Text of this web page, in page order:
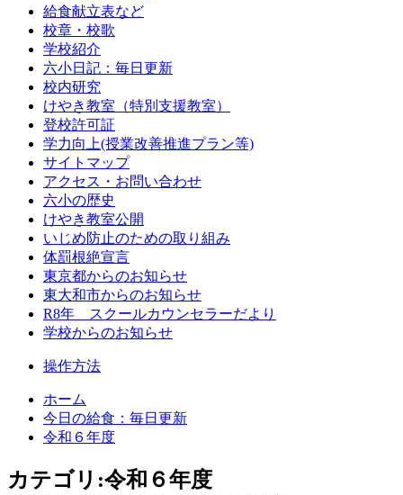
給食献立表など
校章・校歌
学校紹介
六小日記：毎日更新
校内研究
けやき教室（特別支援教室）
登校許可証
学力向上(授業改善推進プラン等)
サイトマップ
アクセス・お問い合わせ
六小の歴史
けやき教室公開
いじめ防止のための取り組み
体罰根絶宣言
東京都からのお知らせ
東大和市からのお知らせ
R8年 スクールカウンセラーだより
学校からのお知らせ
操作方法
ホーム
今日の給食：毎日更新
令和６年度
カテゴリ:令和６年度